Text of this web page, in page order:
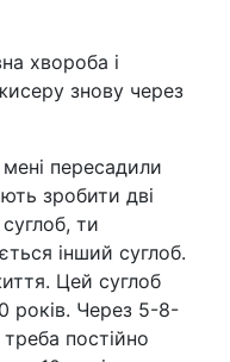
хвороба і
знову через
пересадили
зробити дві
ти
інший суглоб.
Цей суглоб
років. Через 5-8-
постійно